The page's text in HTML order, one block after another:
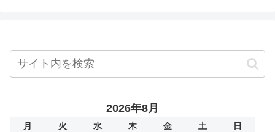
2026年8月
月 火 水 木 金 土
日